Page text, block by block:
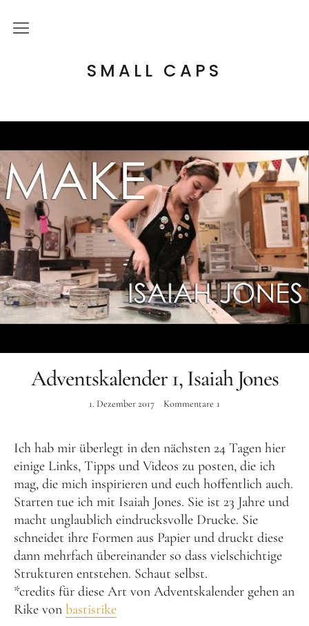
SMALL CAPS
Über mich
Online Kurs
Blog
Instagram
Adventskalender 1, Isaiah Jones
1. Dezember 2017 Kommentare 1
Ich hab mir überlegt in den nächsten 24 Tagen hier
einige Links, Tipps und Videos zu posten, die ich
mag, die mich inspirieren und euch hoffentlich auch.
Starten tue ich mit Isaiah Jones. Sie ist 23 Jahre und
macht unglaublich eindrucksvolle Drucke. Sie
schneidet ihre Formen aus Papier und druckt diese
dann mehrfach übereinander so dass vielschichtige
Strukturen entstehen. Schaut selbst.
*credits für diese Art von Adventskalender gehen an
Rike von bastisrike